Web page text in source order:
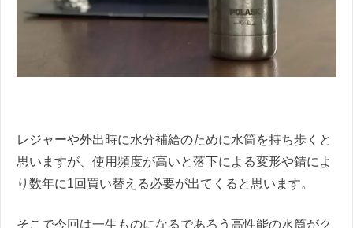
レジャーや外出時に水分補給のために水筒を持ち歩くと
思いますが、使用頻度が高いと落下による変形や錆によ
り数年に1回買い替える必要が出てくると思います。
そこで今回は一生ものになるであろう高性能の水筒がク